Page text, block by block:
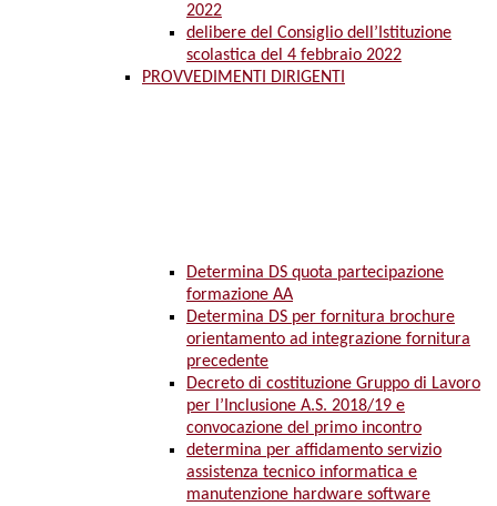
2022
delibere del Consiglio dell’Istituzione
scolastica del 4 febbraio 2022
PROVVEDIMENTI DIRIGENTI
Determina DS quota partecipazione
formazione AA
Determina DS per fornitura brochure
orientamento ad integrazione fornitura
precedente
Decreto di costituzione Gruppo di Lavoro
per l’Inclusione A.S. 2018/19 e
convocazione del primo incontro
determina per affidamento servizio
assistenza tecnico informatica e
manutenzione hardware software